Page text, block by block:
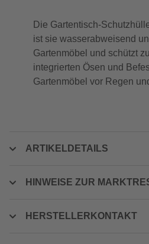
Die Gartentisch-
ist sie wasserabweisend
Gartenmöbel und schützt
integrierten Ösen und
Gartenmöbel vor Regen
ARTIKELDETAILS
HINWEISE ZUR
HERSTELLERKONTAKT